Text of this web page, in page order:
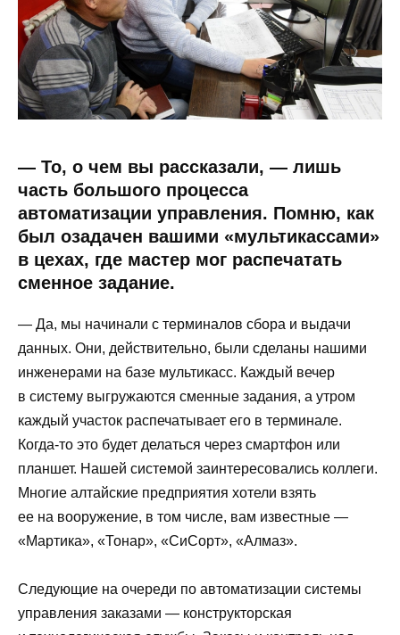
— То, о чем вы рассказали, — лишь
часть большого процесса
автоматизации управления. Помню, как
был озадачен вашими «мультикассами»
в цехах, где мастер мог распечатать
сменное задание.
— Да, мы начинали с терминалов сбора и выдачи
данных. Они, действительно, были сделаны нашими
инженерами на базе мультикасс. Каждый вечер
в систему выгружаются сменные задания, а утром
каждый участок распечатывает его в терминале.
Когда-то это будет делаться через смартфон или
планшет. Нашей системой заинтересовались коллеги.
Многие алтайские предприятия хотели взять
ее на вооружение, в том числе, вам известные —
«Мартика», «Тонар», «СиСорт», «Алмаз».
Следующие на очереди по автоматизации системы
управления заказами — конструкторская